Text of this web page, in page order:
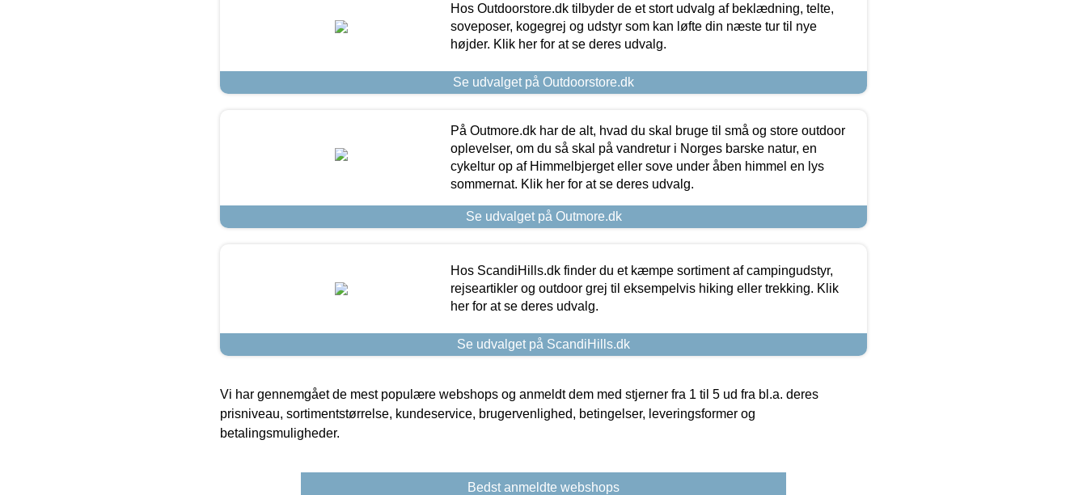
Hos Outdoorstore.dk tilbyder de et stort udvalg af beklædning, telte,
soveposer, kogegrej og udstyr som kan løfte din næste tur til nye
højder. Klik her for at se deres udvalg.
Se udvalget på Outdoorstore.dk
På Outmore.dk har de alt, hvad du skal bruge til små og store outdoor
oplevelser, om du så skal på vandretur i Norges barske natur, en
cykeltur op af Himmelbjerget eller sove under åben himmel en lys
sommernat. Klik her for at se deres udvalg.
Se udvalget på Outmore.dk
Hos ScandiHills.dk finder du et kæmpe sortiment af campingudstyr,
rejseartikler og outdoor grej til eksempelvis hiking eller trekking. Klik
her for at se deres udvalg.
Se udvalget på ScandiHills.dk
Vi har gennemgået de mest populære webshops og anmeldt dem med stjerner fra 1 til 5 ud fra bl.a. deres
prisniveau, sortimentstørrelse, kundeservice, brugervenlighed, betingelser, leveringsformer og
betalingsmuligheder.
Bedst anmeldte webshops